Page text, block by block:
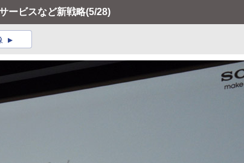
ービスなど新戦略(5/28)